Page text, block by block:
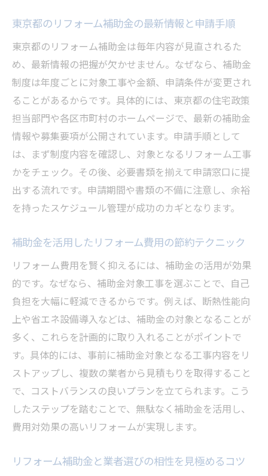
な方法
東京都で信頼されるリフォーム会社の特徴
選んでよかったと思えるリフォーム会社の
条件
評判と実績を両立した業者選定の実践例
東京都のリフォーム成功事例から学ぶ方法
東京都のリフォーム成功事例に学ぶポイン
ト
費用対効果が高いリフォーム実践例の紹介
補助金を活用したリフォームの成功パター
おしゃれなリフォームを実現した成功事例
集
信頼できるリフォーム会社が手掛けた実例
東京都でリフォームを成功させるための秘
訣
東京都のリフォーム補助金の最新情報と申請手順
東京都のリフォーム補助金は毎年内容が見直されるた
め、最新情報の把握が欠かせません。なぜなら、補助金
制度は年度ごとに対象工事や金額、申請条件が変更され
ることがあるからです。具体的には、東京都の住宅政策
担当部門や各区市町村のホームページで、最新の補助金
情報や募集要項が公開されています。申請手順として
は、まず制度内容を確認し、対象となるリフォーム工事
かをチェック。その後、必要書類を揃えて申請窓口に提
出する流れです。申請期間や書類の不備に注意し、余裕
を持ったスケジュール管理が成功のカギとなります。
補助金を活用したリフォーム費用の節約テクニック
リフォーム費用を賢く抑えるには、補助金の活用が効果
的です。なぜなら、補助金対象工事を選ぶことで、自己
負担を大幅に軽減できるからです。例えば、断熱性能向
上や省エネ設備導入などは、補助金の対象となることが
多く、これらを計画的に取り入れることがポイントで
す。具体的には、事前に補助金対象となる工事内容をリ
ストアップし、複数の業者から見積もりを取得すること
で、コストバランスの良いプランを立てられます。こう
したステップを踏むことで、無駄なく補助金を活用し、
費用対効果の高いリフォームが実現します。
リフォーム補助金と業者選びの相性を見極めるコツ